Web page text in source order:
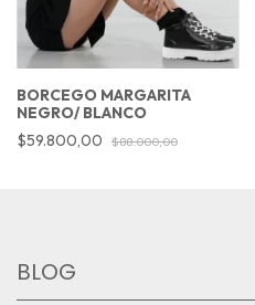
BORCEGO MARGARITA
NEGRO/ BLANCO
$59.800,00
$88.000,00
BLOG